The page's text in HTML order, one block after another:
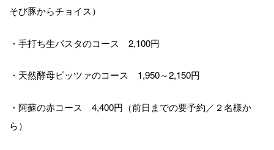
そび豚からチョイス）
・手打ち生パスタのコース 2,100円
・天然酵母ピッツァのコース 1,950～2,150円
・阿蘇の赤コース 4,400円（前日までの要予約／２名様か
ら）